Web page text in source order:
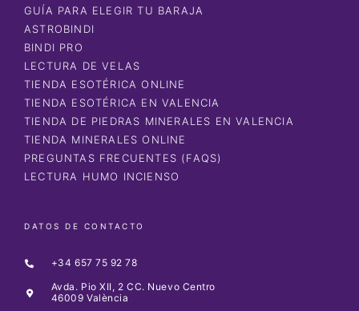
GUÍA PARA ELEGIR TU BARAJA
ASTROBINDI
BINDI PRO
LECTURA DE VELAS
TIENDA ESOTÉRICA ONLINE
TIENDA ESOTÉRICA EN VALENCIA
TIENDA DE PIEDRAS MINERALES EN VALENCIA
TIENDA MINERALES ONLINE
PREGUNTAS FRECUENTES (FAQS)
LECTURA HUMO INCIENSO
DATOS DE CONTACTO
+34 657 75 92 78
Avda. Pio XII, 2 CC. Nuevo Centro
46009 València